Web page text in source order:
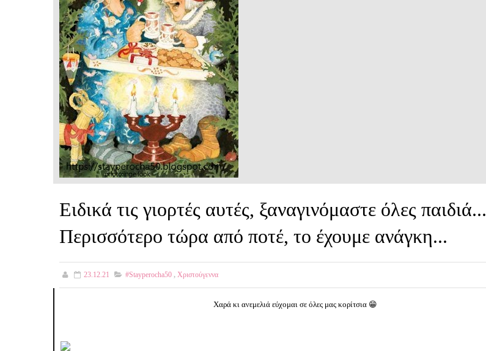
Ειδικά τις γιορτές αυτές, ξαναγινόμαστε όλες παιδιά...
Περισσότερο τώρα από ποτέ, το έχουμε ανάγκη...
23.12.21 #stayperocha50 , Χριστούγεννα
Χαρά κι ανεμελιά εύχομαι σε όλες μας κορίτσια 😁